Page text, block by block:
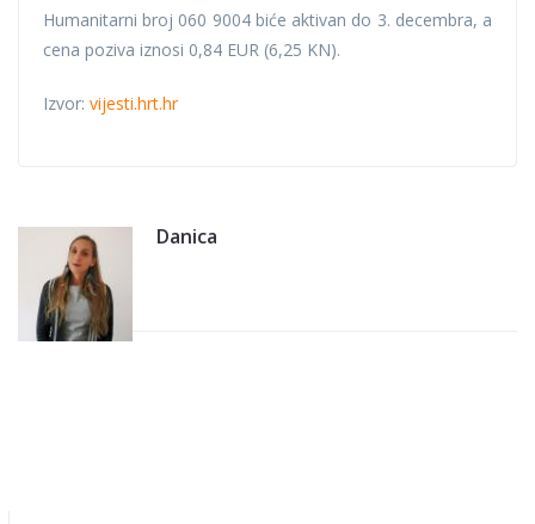
Humanitarni broj 060 9004 biće aktivan do 3. decembra, a
cena poziva iznosi 0,84 EUR (6,25 KN).
Izvor: vijesti.hrt.hr
Danica